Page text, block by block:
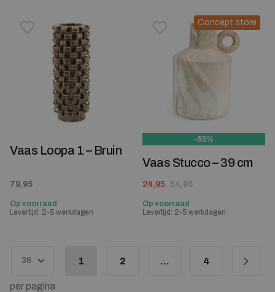
Toevoegen aan verlanglijstje
Verwijderen van verlanglijst
Vaas Loopa 1 – Bruin
79,95
Op voorraad
Levertijd: 2-5 werkdagen
Concept store
Toevoegen aan
Verwijderen van verlanglijst
-55%
Vaas Stucco – 39 cm
54,95
Oorspronkelijke prijs was: 54,95.
24,95
Huidige prijs is: 24,95.
Op voorraad
Levertijd: 2-5 werkdagen
per pagina
1 2 … 4